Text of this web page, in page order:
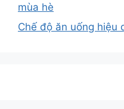
mùa hè
Chế độ ăn uống hiệu